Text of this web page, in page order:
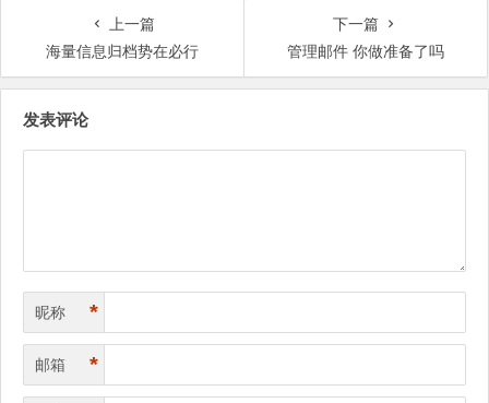
上一篇
海量信息归档势在必行
下一篇
管理邮件 你做准备了吗
发表评论
昵称 *
邮箱 *